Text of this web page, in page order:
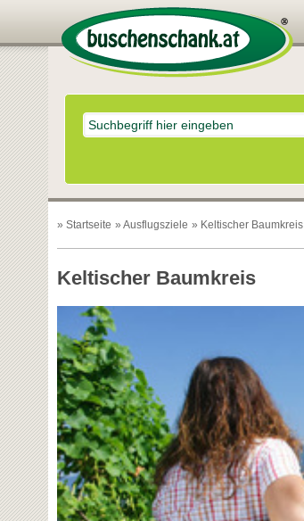
» Startseite » Ausflugsziele » Keltischer Baumkreis
Keltischer Baumkreis